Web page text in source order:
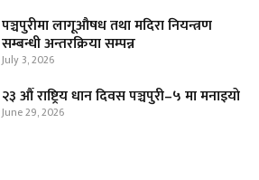
पञ्चपुरीमा लागूऔषध तथा मदिरा नियन्त्रण
सम्बन्धी अन्तरक्रिया सम्पन्न
July 3, 2026
२३ औँ राष्ट्रिय धान दिवस पञ्चपुरी–५ मा मनाइयाे
June 29, 2026